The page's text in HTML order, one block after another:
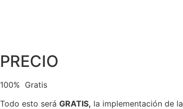
PRECIO
100% Gratis
Todo esto será GRATIS, la implementación de la